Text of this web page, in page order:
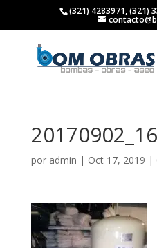
(321) 4283971, (321)
por admin | Oct 17, 2019 |